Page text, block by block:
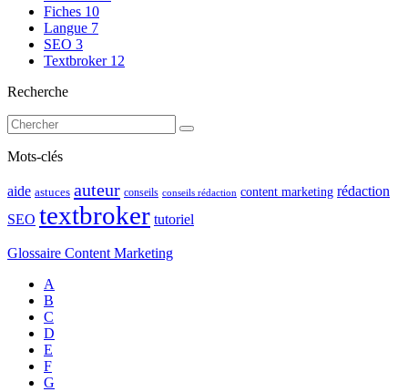
Fiches 10
Langue 7
SEO 3
Textbroker 12
Recherche
Mots-clés
aide astuces auteur conseils conseils rédaction content marketing rédaction
SEO textbroker tutoriel
Glossaire Content Marketing
A
B
C
D
E
F
G